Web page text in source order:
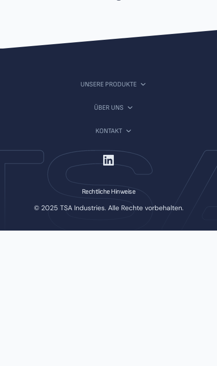
UNSERE PRODUKTE
ÜBER UNS
KONTAKT
Rechtliche Hinweise
© 2025 TSA Industries. Alle Rechte vorbehalten.